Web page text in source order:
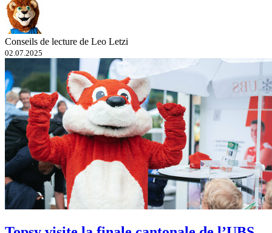
Conseils de lecture de Leo Letzi
02.07.2025